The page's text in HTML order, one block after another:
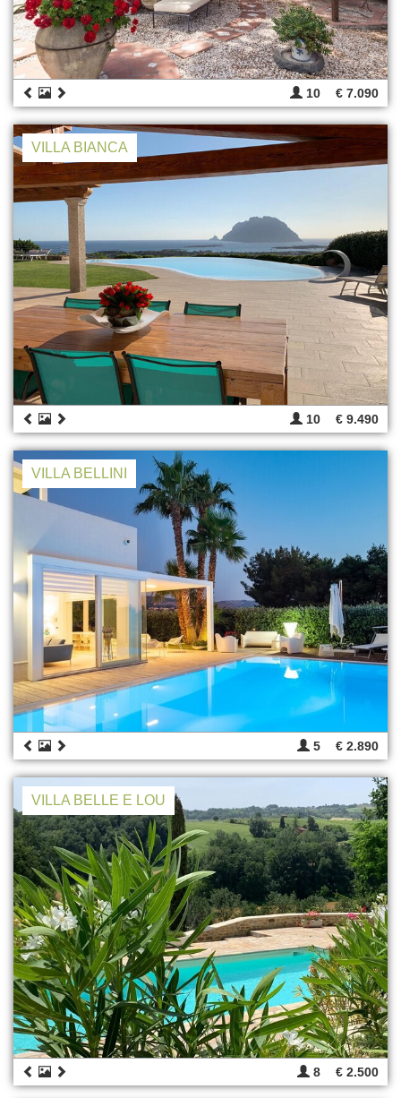
10 € 7.090
VILLA BIANCA
10 € 9.490
VILLA BELLINI
5 € 2.890
VILLA BELLE E LOU
8 € 2.500